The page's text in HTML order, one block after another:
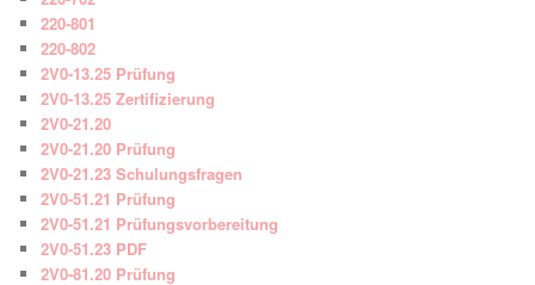
220-801
220-802
2V0-13.25 Prüfung
2V0-13.25 Zertifizierung
2V0-21.20
2V0-21.20 Prüfung
2V0-21.23 Schulungsfragen
2V0-51.21 Prüfung
2V0-51.21 Prüfungsvorbereitung
2V0-51.23 PDF
2V0-81.20 Prüfung